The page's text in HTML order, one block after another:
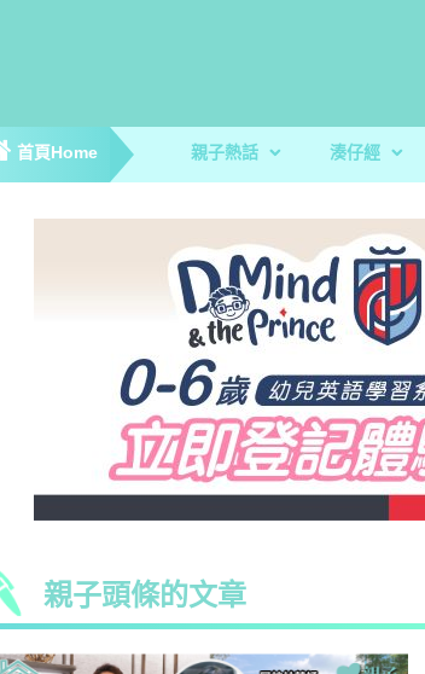
首頁Home 親子熱話
親子新聞
親子趣聞
爸媽專訪
著數優惠
湊仔經
新手爸媽
醫健爸媽
家庭關係
毛孩子
教養心得
親子頭條的文章